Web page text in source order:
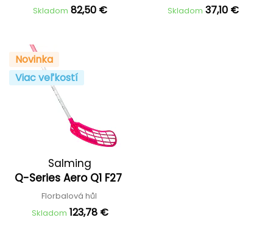
Skladom 82,50 €
Skladom 37,10 €
Novinka
Viac veľkostí
Salming
Q-Series Aero Q1 F27
Florbalová hůl
Skladom 123,78 €